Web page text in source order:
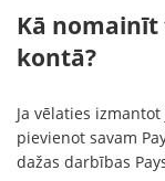
Kā
kontā?
Ja vēlaties
pievienot savam
dažas darbības